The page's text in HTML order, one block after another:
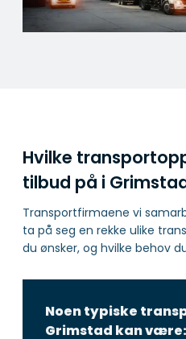
Hvilke
tilbud på i
Transportfirmaene vi
ta på seg en rekke ulike
du ønsker, og hvilke behov
Noen typiske
Grimstad kan være: